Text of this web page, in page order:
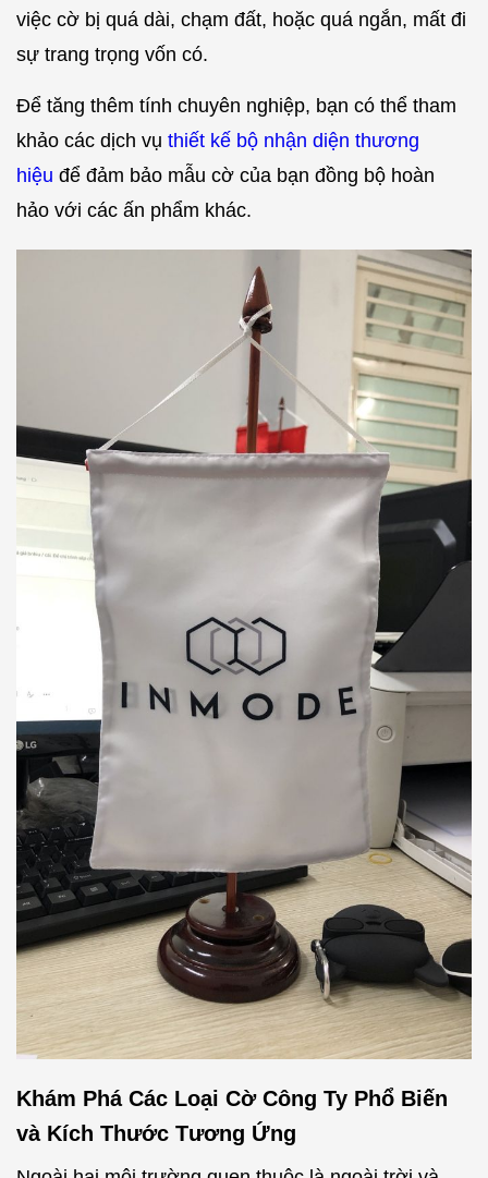
việc cờ bị quá dài, chạm đất, hoặc quá ngắn, mất đi
sự trang trọng vốn có.
Để tăng thêm tính chuyên nghiệp, bạn có thể tham
khảo các dịch vụ thiết kế bộ nhận diện thương
hiệu để đảm bảo mẫu cờ của bạn đồng bộ hoàn
hảo với các ấn phẩm khác.
Khám Phá Các Loại Cờ Công Ty Phổ Biến
và Kích Thước Tương Ứng